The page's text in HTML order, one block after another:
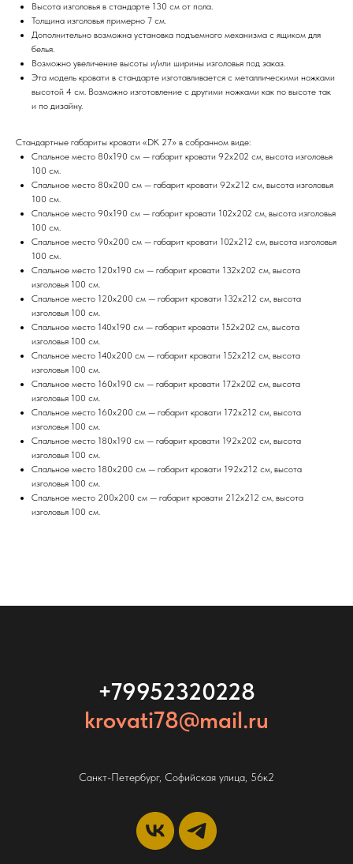
Высота изголовья в стандарте 130 см от пола.
Толщина изголовья примерно 7 см.
Дополнительно возможна установка подъемного механизма с ящиком для
белья.
Возможно увеличение высоты и/или ширины изголовья под заказ.
Эта модель кровати в стандарте изготавливается с металлическими ножками
высотой 4 см. Возможно изготовление с другими ножками как по высоте так
и по дизайну.
Стандартные габариты кровати «DK 27» в собранном виде:
Спальное место 80х190 см — габарит кровати 92х202 см, высота изголовья
100 см.
Спальное место 80х200 см — габарит кровати 92х212 см, высота изголовья
100 см.
Спальное место 90х190 см — габарит кровати 102х202 см, высота изголовья
100 см.
Спальное место 90х200 см — габарит кровати 102х212 см, высота изголовья
100 см.
Спальное место 120х190 см — габарит кровати 132х202 см, высота
изголовья 100 см.
Спальное место 120х200 см — габарит кровати 132х212 см, высота
изголовья 100 см.
Спальное место 140х190 см — габарит кровати 152х202 см, высота
изголовья 100 см.
Спальное место 140х200 см — габарит кровати 152х212 см, высота
изголовья 100 см.
Спальное место 160х190 см — габарит кровати 172х202 см, высота
изголовья 100 см.
Спальное место 160х200 см — габарит кровати 172х212 см, высота
изголовья 100 см.
Спальное место 180х190 см — габарит кровати 192х202 см, высота
изголовья 100 см.
Спальное место 180х200 см — габарит кровати 192х212 см, высота
изголовья 100 см.
Спальное место 200х200 см — габарит кровати 212х212 см, высота
изголовья 100 см.
+79952320228
krovati78@mail.ru
Санкт-Петербург, Софийская улица, 56к2